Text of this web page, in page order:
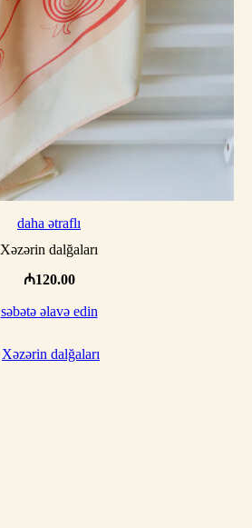
daha ətraflı
Xəzərin dalğaları
₼120.00
səbətə əlavə edin